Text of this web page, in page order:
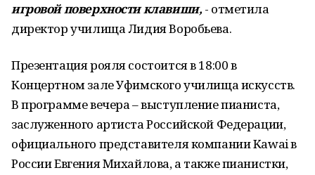
игровой поверхности клавиши, - отметила
директор училища Лидия Воробьева.
Презентация рояля состоится в 18:00 в
Концертном зале Уфимского училища искусств.
В программе вечера – выступление пианиста,
заслуженного артиста Российской Федерации,
официального представителя компании Kawai в
России Евгения Михайлова, а также пианистки,